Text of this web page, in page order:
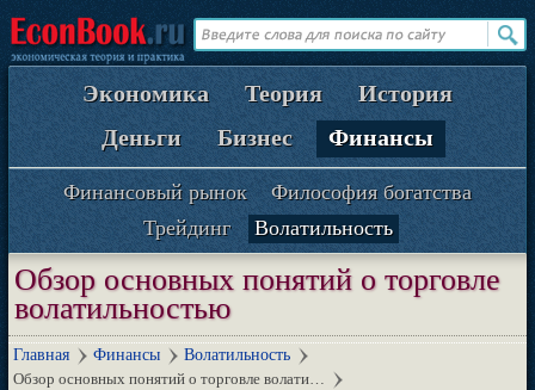
Экономика Теория
История
Деньги
Бизнес Финансы
Финансовый рынок
Философия богатства
Трейдинг
Волатильность
Обзор основных понятий о торговле
волатильностью
Главная Финансы
Волатильность
Обзор основных понятий о торговле волати…